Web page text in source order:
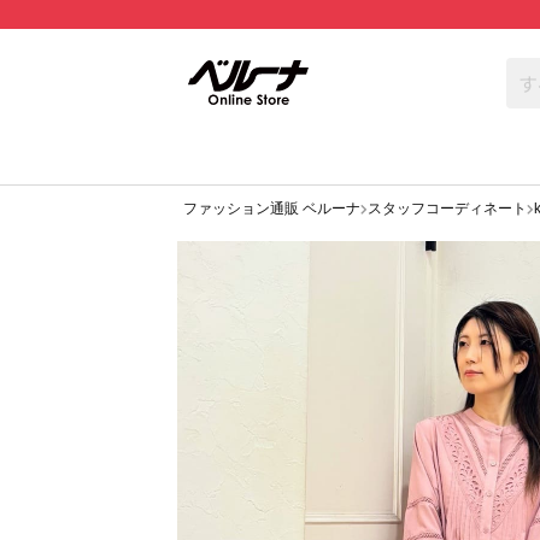
ファッション通販 ベルーナ スタッフコーディネート